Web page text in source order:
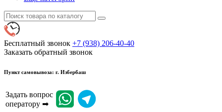
Бесплатный звонок +7 (938) 206-40-40
Заказать обратный звонок
Пункт самовывоза: г. Избербаш
Задать вопрос
оператору ➡